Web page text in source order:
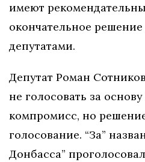
имеют
окончательное решение
депутатами.
Депутат Роман
не голосовать за
компромисс, но
голосование. “За”
Донбасса”